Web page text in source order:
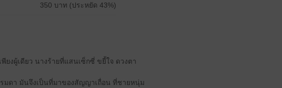
350 บาท (ประหยัด 43%)
ยงผู้เดียว นางร้ายที่แสนเซ็กซี่ ขยี้ใจ ดวงตา
รมดา มันจึงเป็นที่มาของสัญญาเถื่อน ที่ชายหนุ่ม